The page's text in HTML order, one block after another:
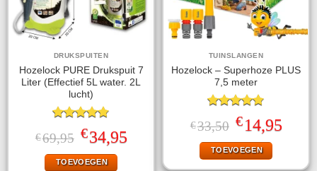
DRUKSPUITEN
Hozelock PURE Drukspuit 7
Liter (Effectief 5L water. 2L
lucht)
Gewaardeerd
4.75uit 5
€69,95 Oorspronkelijke
prijs
was:
€69,95.
€34,95Huidige
prijs
TOEVOEGEN
TUINSLANGEN
Hozelock – Superhoze PLUS
7,5 meter
Gewaardeerd
4.75uit 5
€33,50 Oorspronkelijke
prijs
was:
€33,50.
€14,95Huidige
prijs
TOEVOEGEN